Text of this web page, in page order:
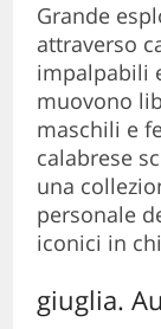
Grande
attraverso
impalpabili
muovono
maschili e
calabrese
una
personale
iconici in
giuglia.